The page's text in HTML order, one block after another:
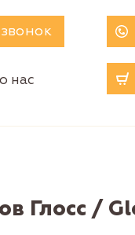
о нас
Глосс /